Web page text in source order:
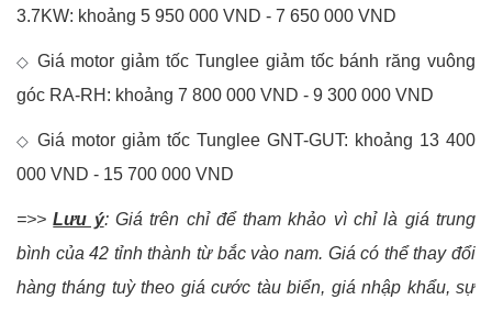
3.7KW: khoảng 5 950 000 VND - 7 650 000 VND
◇ Giá motor giảm tốc Tunglee giảm tốc bánh răng vuông
góc RA-RH: khoảng 7 800 000 VND - 9 300 000 VND
◇ Giá motor giảm tốc Tunglee GNT-GUT: khoảng 13 400
000 VND - 15 700 000 VND
=>>Lưu ý: Giá trên chỉ để tham khảo vì chỉ là giá trung
bình của 42 tỉnh thành từ bắc vào nam. Giá có thể thay đổi
hàng tháng tuỳ theo giá cước tàu biển, giá nhập khẩu, sự